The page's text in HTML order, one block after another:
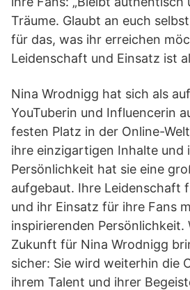
Träume. Glaubt an euch
für das, was ihr erreichen
Leidenschaft und Einsatz ist
Nina Wrodnigg hat sich als
YouTuberin und Influencerin
festen Platz in der Online-
ihre einzigartigen Inhalte und
Persönlichkeit hat sie eine
aufgebaut. Ihre Leidenschaft
und ihr Einsatz für ihre Fans
inspirierenden Persönlichkeit.
Zukunft für Nina Wrodnigg
sicher: Sie wird weiterhin die
ihrem Talent und ihrer